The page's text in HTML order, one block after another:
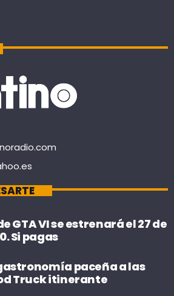
GTA VI se estrenará el 27 de
Si pagas
paceña a las
Truck itinerante